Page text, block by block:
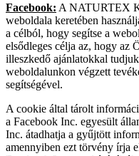
Facebook: A NATURTEX
weboldala keretében
a célból, hogy segítse a
elsődleges célja az, hogy az
illeszkedő ajánlatokkal
weboldalunkon végzett
segítségével.
A cookie által tárolt
a Facebook Inc. egyesült
Inc. átadhatja a gyűjtött
amennyiben ezt törvény írja